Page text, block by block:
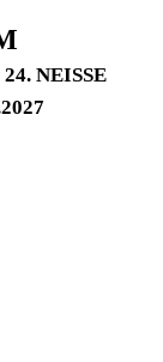
24. NEISSE